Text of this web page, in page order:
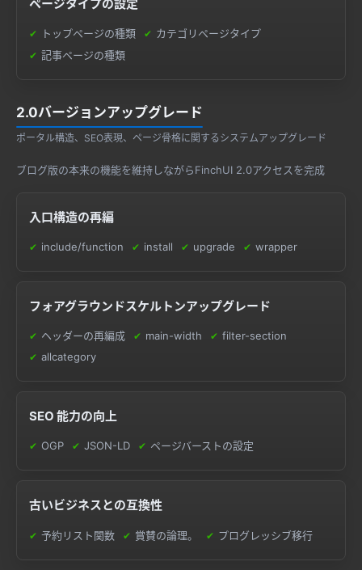
ページタイプの設定
トップページの種類
カテゴリページタイプ
記事ページの種類
2.0バージョンアップグレード
ポータル構造、SEO表現、ページ骨格に関するシステムアップグレード
ブログ版の本来の機能を維持しながらFinchUI 2.0アクセスを完成
入口構造の再編
include/function install upgrade wrapper
フォアグラウンドスケルトンアップグレード
ヘッダーの再編成 main-width
filter-section
allcategory
SEO 能力の向上
OGP JSON-LD ページバーストの設定
古いビジネスとの互換性
予約リスト関数 賞賛の論理。 プログレッシブ移行